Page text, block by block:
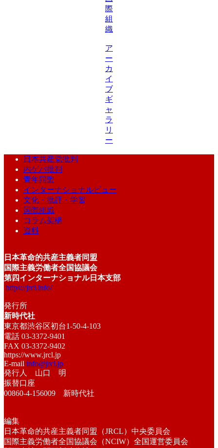
際
組
織
ア
ー
カ
イ
ブ
ギ
ャ
ラ
リ
ー
日本共産党批判
内ゲバ批判
青年同盟
インターナショナルビュー
文化・批評・学習
国際組織
コラム架橋
資料
日本革命的共産主義者同盟
国際主義労働者全国協議会
第四インターナショナル日本支部
https://jrcl.info/
発行所
新時代社
東京都渋谷区初台1-50-4-103
電話 03-3372-9401
FAX 03-3372-9402
https://www.jrcl.jp
E-mail info@jrcl.jp
発行人 山口 明
振替口座
00860-4-156009 新時代社
編集
日本革命的共産主義者同盟（JRCL）中央委員会
国際主義労働者全国協議会（NCIW）全国運営委員会